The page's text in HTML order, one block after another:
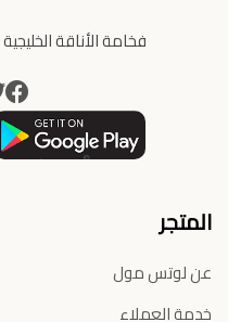
فخامة الأناقة
المتجر
عن لوتس مول
خدمة العملاء